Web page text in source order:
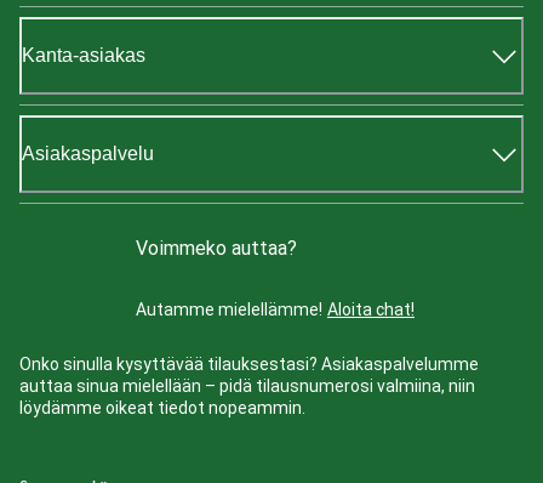
Kanta-asiakas
Asiakaspalvelu
Voimmeko auttaa?
Autamme mielellämme! Aloita chat!
Onko sinulla kysyttävää tilauksestasi? Asiakaspalvelumme
auttaa sinua mielellään – pidä tilausnumerosi valmiina, niin
löydämme oikeat tiedot nopeammin.